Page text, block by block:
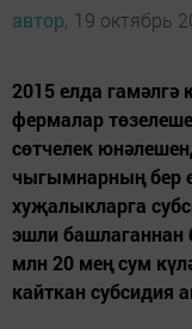
автор, 19 октябрь
2015 елда гамәлгә
фермалар
сөтчелек
чыгымнарның бер
хуҗалыкларга
эшли башлаганнан
млн 20 мең сум
кайткан субсидия